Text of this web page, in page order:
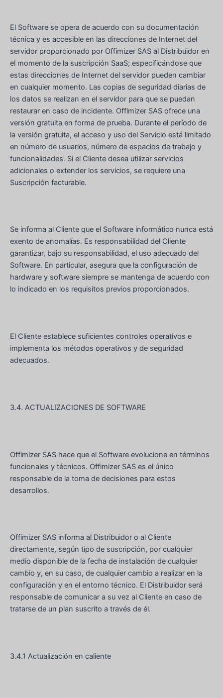
El Software se opera de acuerdo con su documentación
técnica y es accesible en las direcciones de Internet del
servidor proporcionado por Offimizer SAS al Distribuidor en
el momento de la suscripción SaaS; especificándose que
estas direcciones de Internet del servidor pueden cambiar
en cualquier momento. Las copias de seguridad diarias de
los datos se realizan en el servidor para que se puedan
restaurar en caso de incidente. Offimizer SAS ofrece una
versión gratuita en forma de prueba. Durante el período de
la versión gratuita, el acceso y uso del Servicio está limitado
en número de usuarios, número de espacios de trabajo y
funcionalidades. Si el Cliente desea utilizar servicios
adicionales o extender los servicios, se requiere una
Suscripción facturable.
Se informa al Cliente que el Software informático nunca está
exento de anomalías. Es responsabilidad del Cliente
garantizar, bajo su responsabilidad, el uso adecuado del
Software. En particular, asegura que la configuración de
hardware y software siempre se mantenga de acuerdo con
lo indicado en los requisitos previos proporcionados.
El Cliente establece suficientes controles operativos e
implementa los métodos operativos y de seguridad
adecuados.
3.4. ACTUALIZACIONES DE SOFTWARE
Offimizer SAS hace que el Software evolucione en términos
funcionales y técnicos. Offimizer SAS es el único
responsable de la toma de decisiones para estos
desarrollos.
Offimizer SAS informa al Distribuidor o al Cliente
directamente, según tipo de suscripción, por cualquier
medio disponible de la fecha de instalación de cualquier
cambio y, en su caso, de cualquier cambio a realizar en la
configuración y en el entorno técnico. El Distribuidor será
responsable de comunicar a su vez al Cliente en caso de
tratarse de un plan suscrito a través de él.
3.4.1 Actualización en caliente